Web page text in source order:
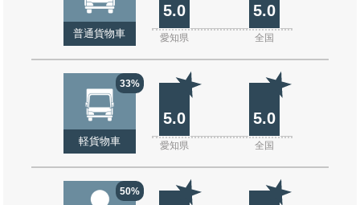
普通貨物車
5.0 5.0
愛知県 全国
33%
軽貨物車
5.0 5.0
愛知県 全国
50%